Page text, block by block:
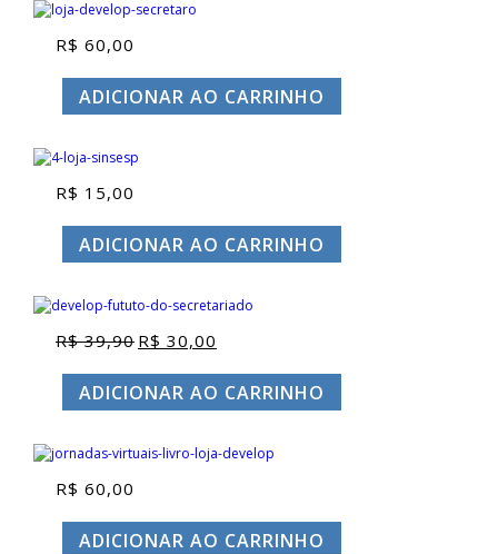
R$ 60,00
ADICIONAR AO CARRINHO
R$ 15,00
ADICIONAR AO CARRINHO
R$39,90 O
original
era:
R$ 39,90.
R$ 30,00
atual
é:
R$ 30,00.
ADICIONAR AO CARRINHO
R$ 60,00
ADICIONAR AO CARRINHO